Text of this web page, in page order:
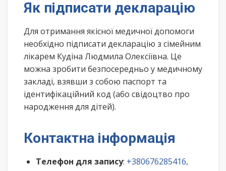
Як підписати декларацію
Для отримання якісної медичної допомоги
необхідно підписати декларацію з сімейним
лікарем Кудіна Людмила Олексіївна. Це
можна зробити безпосередньо у медичному
закладі, взявши з собою паспорт та
ідентифікаційний код (або свідоцтво про
народження для дітей).
Контактна інформація
Телефон для запису: +380676285416,